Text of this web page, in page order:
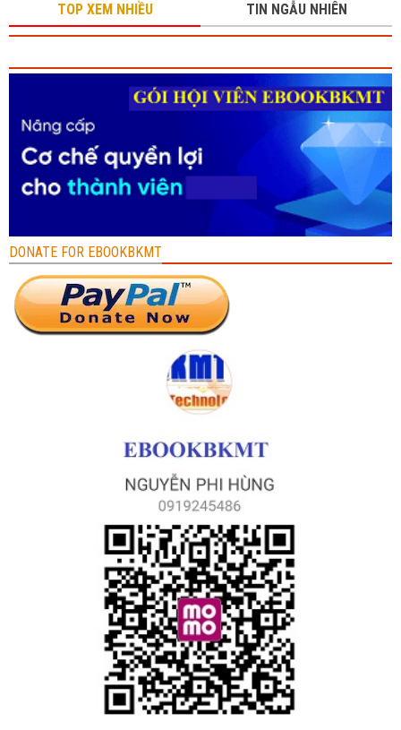
TOP XEM NHIỀU TIN NGẪU NHIÊN
DONATE FOR EBOOKBKMT